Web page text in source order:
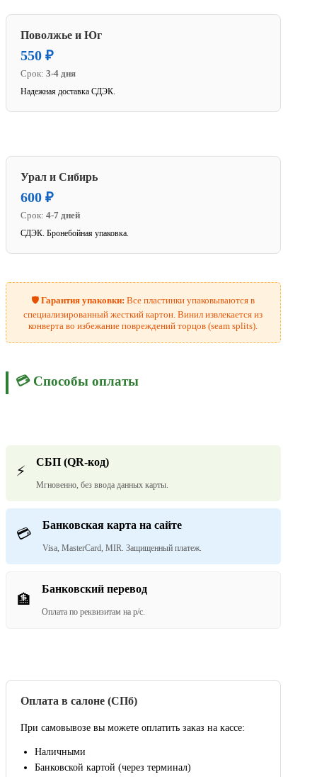
Поволжье и Юг
550 ₽
Срок: 3-4 дня
Надежная доставка СДЭК.
Урал и Сибирь
600 ₽
Срок: 4-7 дней
СДЭК. Бронебойная упаковка.
🛡️Гарантия упаковки: Все пластинки упаковываются в
специализированный жесткий картон. Винил извлекается из
конверта во избежание повреждений торцов (seam splits).
💳 Способы оплаты
⚡
СБП (QR-код)
Мгновенно, без ввода данных карты.
💳
Банковская карта на сайте
Visa, MasterCard, MIR. Защищенный платеж.
🏦
Банковский перевод
Оплата по реквизитам на р/с.
Оплата в салоне (СПб)
При самовывозе вы можете оплатить заказ на кассе:
Наличными
Банковской картой (через терминал)